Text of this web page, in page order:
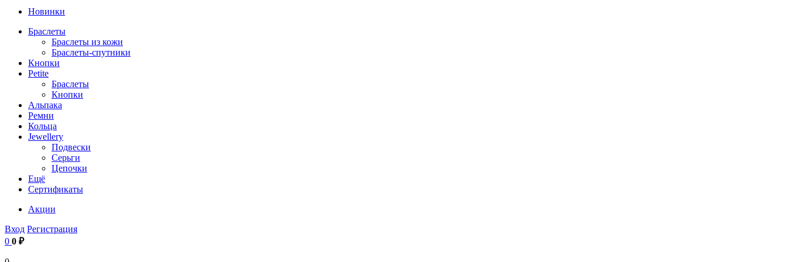
Новинки
Браслеты
Браслеты из кожи
Браслеты-спутники
Кнопки
Petite
Браслеты
Кнопки
Альпака
Ремни
Кольца
Jewellery
Подвески
Серьги
Цепочки
Ещё
Сертификаты
Акции
Вход Регистрация
0 0 ₽